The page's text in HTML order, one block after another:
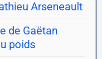
Arseneault
de Gaëtan
poids